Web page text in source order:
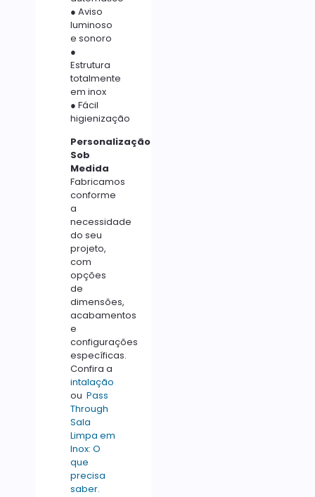
● Aviso
luminoso
e sonoro
●
Estrutura
totalmente
em inox
● Fácil
higienização
Personalização
Sob
Medida
Fabricamos
conforme
a
necessidade
do seu
projeto,
com
opções
de
dimensões,
acabamentos
e
configurações
específicas.
Confira a
intalação
ou Pass
Through
Sala
Limpa em
Inox: O
que
precisa
saber.